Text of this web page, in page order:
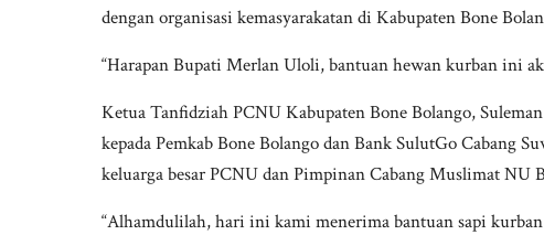
dengan organisasi kemasyarakatan di Kabupaten Bone
“Harapan Bupati Merlan Uloli, bantuan hewan kurban ini
Ketua Tanfidziah PCNU Kabupaten Bone Bolango,
kepada Pemkab Bone Bolango dan Bank SulutGo Cabang
keluarga besar PCNU dan Pimpinan Cabang Muslimat NU
“Alhamdulilah, hari ini kami menerima bantuan sapi